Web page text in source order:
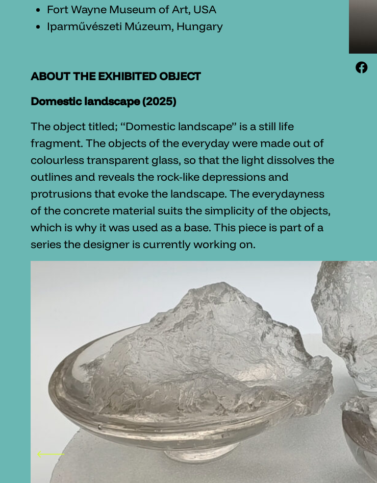
Fort Wayne Museum of Art, USA
Iparművészeti Múzeum, Hungary
ABOUT THE EXHIBITED OBJECT
Domestic landscape (2025)
The object titled; “Domestic landscape” is a still life
fragment. The objects of the everyday were made out of
colourless transparent glass, so that the light dissolves the
outlines and reveals the rock-like depressions and
protrusions that evoke the landscape. The everydayness
of the concrete material suits the simplicity of the objects,
which is why it was used as a base. This piece is part of a
series the designer is currently working on.